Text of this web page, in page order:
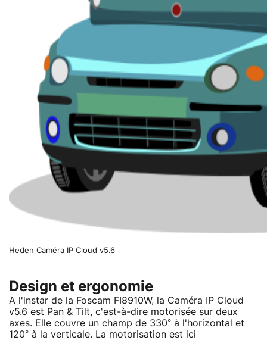
Heden Caméra IP Cloud v5.6
Design et ergonomie
A l'instar de la Foscam FI8910W, la Caméra IP Cloud
v5.6 est Pan & Tilt, c'est-à-dire motorisée sur deux
axes. Elle couvre un champ de 330° à l'horizontal et
120° à la verticale. La motorisation est ici